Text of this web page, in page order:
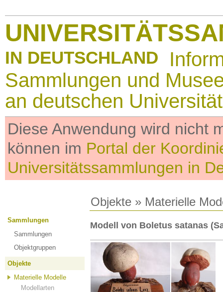
IN DEUTSCHLAND
Sammlungen und
an deutschen
Diese Anwendung wird nicht
können im Portal der
Universitätssammlungen in
Objekte » Materielle
Sammlungen
Sammlungen
Objektgruppen
Objekte
Materielle Modelle
Modellarten
Modell von Boletus satanas